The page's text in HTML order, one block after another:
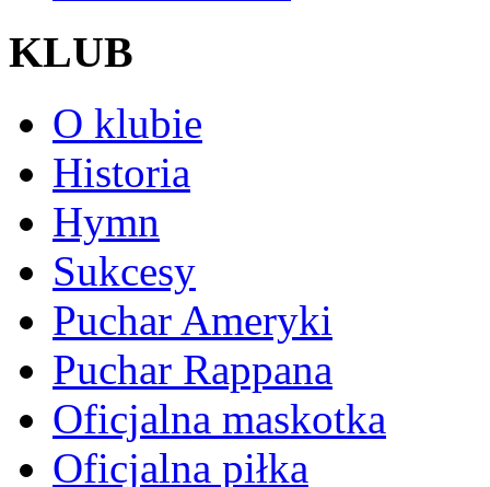
KLUB
O klubie
Historia
Hymn
Sukcesy
Puchar Ameryki
Puchar Rappana
Oficjalna maskotka
Oficjalna piłka